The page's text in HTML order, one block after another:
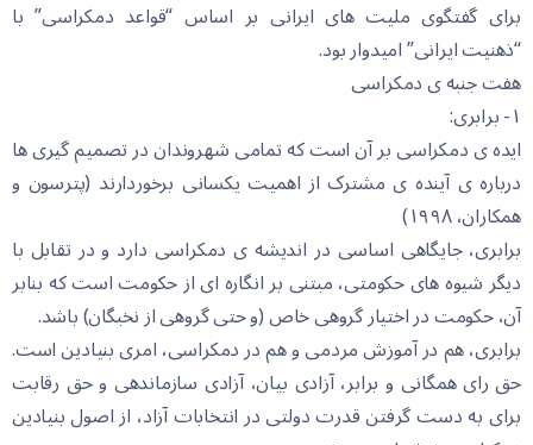
برای گفتگوی ملیت های ایرانی بر اساس “قواعد دمکراسی” با
“ذهنیت ایرانی” امیدوار بود.
هفت جنبه ی دمکراسی
۱- برابری:
ایده ی دمکراسی بر آن است که تمامی شهروندان در تصمیم گیری ها
درباره ی آینده ی مشترک از اهمیت یکسانی برخوردارند (پترسون و
همکاران، ۱۹۹٨)
برابری، جایگاهی اساسی در اندیشه ی دمکراسی دارد و در تقابل با
دیگر شیوه های حکومتی، مبتنی بر انگاره ای از حکومت است که بنابر
آن، حکومت در اختیار گروهی خاص (و حتی گروهی از نخبگان) باشد.
برابری، هم در آموزش مردمی و هم در دمکراسی، امری بنیادین است.
حق رای همگانی و برابر، آزادی بیان، آزادی سازماندهی و حق رقابت
برای به دست گرفتن قدرت دولتی در انتخابات آزاد، از اصول بنیادین